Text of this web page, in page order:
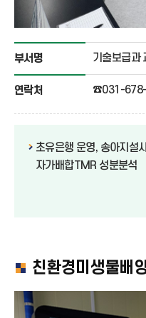
부서명 기술보급과
연락처 ☎031-
초유은행 운영, 송아지설
자가배합TMR 성분분석
친환경미생물배